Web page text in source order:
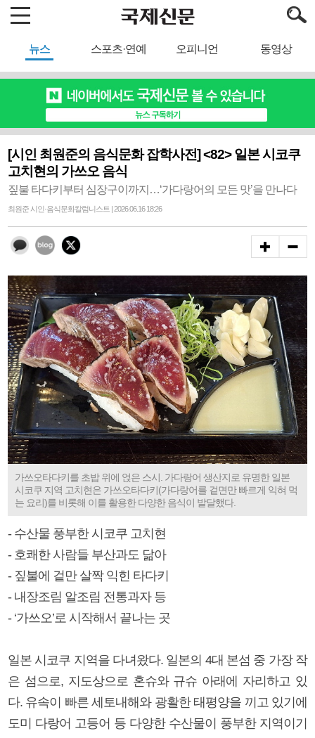
뉴스 스포츠·연예 오피니언 동영상
[시인 최원준의 음식문화 잡학사전] <82> 일본 시코쿠
고치현의 가쓰오 음식
짚불 타다키부터 심장구이까지…‘가다랑어의 모든 맛’을 만나다
최원준 시인·음식문화칼럼니스트 | 2026.06.16 18:26
가쓰오타다키를 초밥 위에 얹은 스시. 가다랑어 생산지로 유명한 일본
시코쿠 지역 고치현은 가쓰오타다키(가다랑어를 겉면만 빠르게 익혀 먹
는 요리)를 비롯해 이를 활용한 다양한 음식이 발달했다.
- 수산물 풍부한 시코쿠 고치현
- 호쾌한 사람들 부산과도 닮아
- 짚불에 겉만 살짝 익힌 타다키
- 내장조림 알조림 전통과자 등
- ‘가쓰오’로 시작해서 끝나는 곳
일본 시코쿠 지역을 다녀왔다. 일본의 4대 본섬 중 가장 작
은 섬으로, 지도상으로 혼슈와 규슈 아래에 자리하고 있
다. 유속이 빠른 세토내해와 광활한 태평양을 끼고 있기에
도미 다랑어 고등어 등 다양한 수산물이 풍부한 지역이기